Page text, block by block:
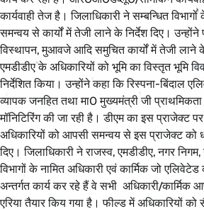
कार्यवाही तेज है। जिलाधिकारी ने सम्बन्धित
समन्वय से कार्यों में तेजी लाने के निर्देश दिए। उन्होंने
विस्थापन, मुआवजे आदि समुचित कार्यों में तेजी लाने
एमडीडीए के अधिकारियों को भूमि का विस्तृत भूमि
निर्देशित किया। उन्होंने कहा कि रिस्पना-बिंदाल
व्यापक जनहित तथा मा0 मुख्यमंत्री जी
मॉनिटिरिंग की जा रही है। डीएम का इस प्राजेक्ट
अधिकारियों को आपसी समन्वय से इस प्राजेक्ट को
दिए। जिलाधिकारी ने राजस्व, एमडीडीए, नगर
विभागों के नामित अधिकारी एवं कार्मिक जो एलिवेटेड
अन्तर्गत कार्य कर रहे हैं वे सभी अधिकारी/कार्मिक
एरिया तैयार किय गया है। फील्ड में अधिकारियों